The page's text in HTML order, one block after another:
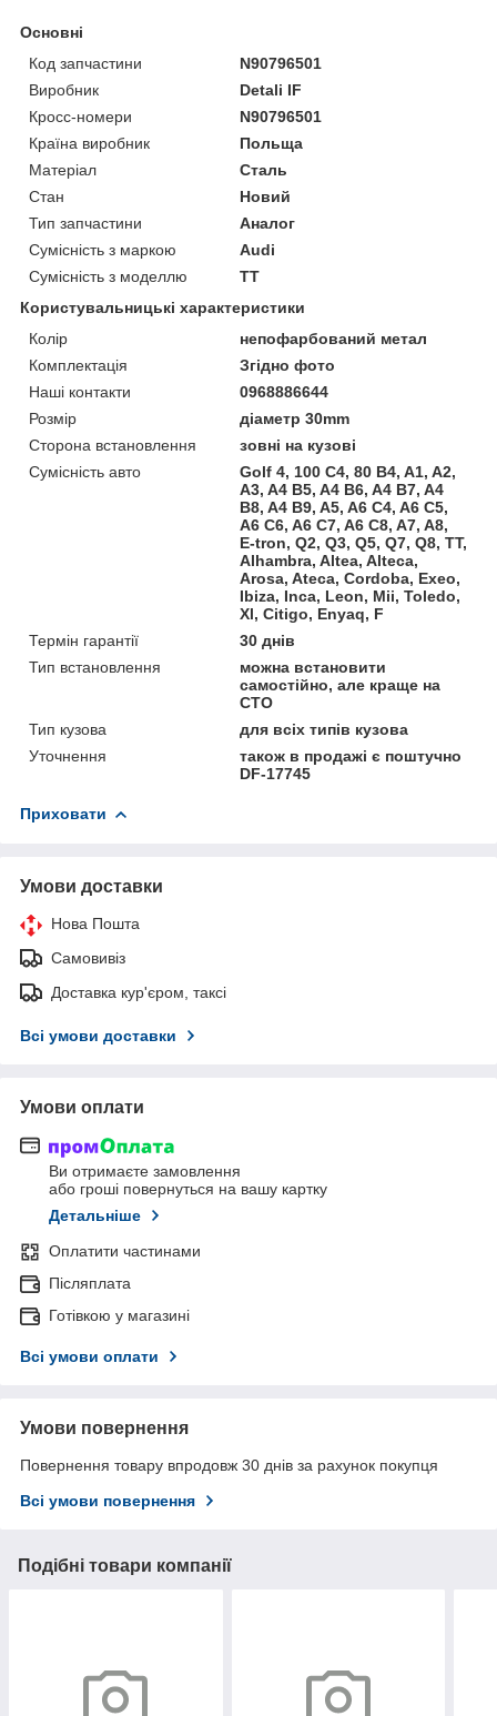
Основні
Код запчастини
N90796501
Виробник
Detali IF
Кросс-номери
N90796501
Країна виробник
Польща
Матеріал
Сталь
Стан
Новий
Тип запчастини
Аналог
Сумісність з маркою
Audi
Сумісність з моделлю
TT
Користувальницькі характеристики
Колір
непофарбований метал
Комплектація
Згідно фото
Наші контакти
0968886644
Розмір
діаметр 30mm
Сторона встановлення
зовні на кузові
Сумісність авто
Golf 4, 100 C4, 80 B4, A1, A2,
A3, A4 B5, A4 B6, A4 B7, A4
B8, A4 B9, A5, A6 C4, A6 C5,
A6 C6, A6 C7, A6 C8, A7, A8,
E-tron, Q2, Q3, Q5, Q7, Q8, TT,
Alhambra, Altea, Alteca,
Arosa, Ateca, Cordoba, Exeo,
Ibiza, Inca, Leon, Mii, Toledo,
Xl, Citigo, Enyaq, F
Термін гарантії
30 днів
Тип встановлення
можна встановити
самостійно, але краще на
СТО
Тип кузова
для всіх типів кузова
Уточнення
також в продажі є поштучно
DF-17745
Приховати
Умови доставки
Нова Пошта
Самовивіз
Доставка кур'єром, таксі
Всі умови доставки
Умови оплати
Ви отримаєте замовлення
або гроші повернуться на вашу картку
Детальніше
Оплатити частинами
Післяплата
Готівкою у магазині
Всі умови оплати
Умови повернення
Повернення товару впродовж 30 днів за рахунок покупця
Всі умови повернення
Подібні товари компанії